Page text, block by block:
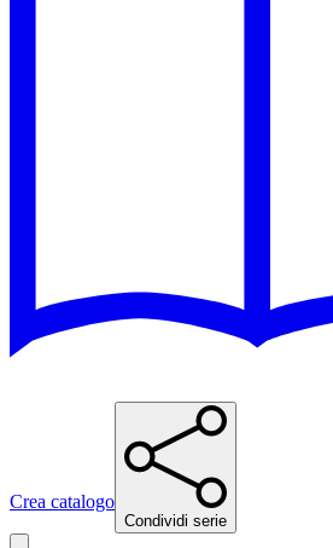
Crea catalogo
Condividi serie